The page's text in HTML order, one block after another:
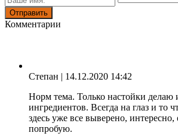
Комментарии
Степан | 14.12.2020 14:42
Норм тема. Только настойки делаю
ингредиентов. Всегда на глаз и то
здесь уже все выверено, интересно,
попробую.